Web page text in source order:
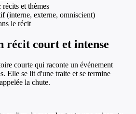
et thèmes
(interne, externe, omniscient)
le récit
récit court et intense
courte qui raconte un événement
Elle se lit d'une traite et se termine
la chute.